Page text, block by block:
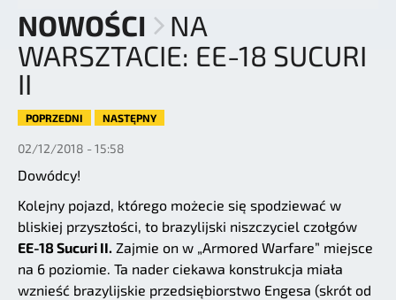
NOWOŚCI
NA
WARSZTACIE: EE-18 SUCURI
II
POPRZEDNI NASTĘPNY
02/12/2018 - 15:58
Dowódcy!
Kolejny pojazd, którego możecie się spodziewać w
bliskiej przyszłości, to brazylijski niszczyciel czołgów
EE-18 Sucuri II. Zajmie on w „Armored Warfare” miejsce
na 6 poziomie. Ta nader ciekawa konstrukcja miała
wznieść brazylijskie przedsiębiorstwo Engesa (skrót od